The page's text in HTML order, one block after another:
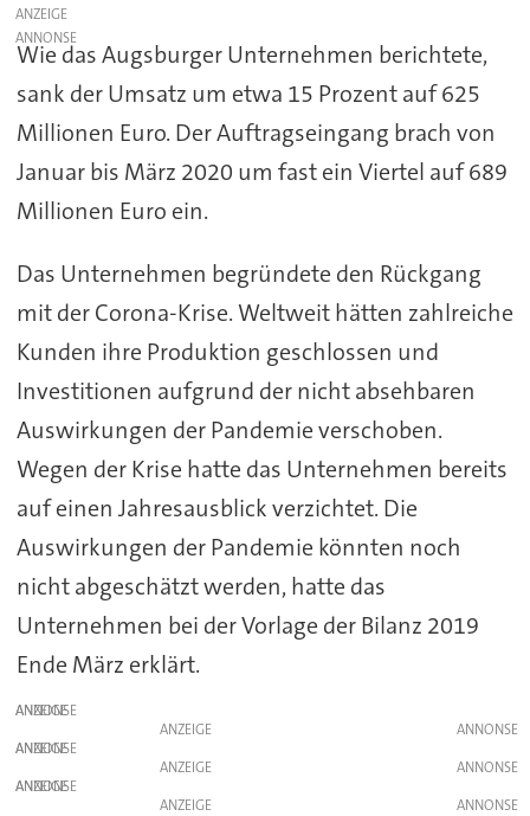
ANZEIGE
Wie das Augsburger Unternehmen berichtete,
sank der Umsatz um etwa 15 Prozent auf 625
Millionen Euro. Der Auftragseingang brach von
Januar bis März 2020 um fast ein Viertel auf 689
Millionen Euro ein.
Das Unternehmen begründete den Rückgang
mit der Corona-Krise. Weltweit hätten zahlreiche
Kunden ihre Produktion geschlossen und
Investitionen aufgrund der nicht absehbaren
Auswirkungen der Pandemie verschoben.
Wegen der Krise hatte das Unternehmen bereits
auf einen Jahresausblick verzichtet. Die
Auswirkungen der Pandemie könnten noch
nicht abgeschätzt werden, hatte das
Unternehmen bei der Vorlage der Bilanz 2019
Ende März erklärt.
ANZEIGE
ANZEIGE
ANZEIGE
ANZEIGE
ANZEIGE
ANZEIGE